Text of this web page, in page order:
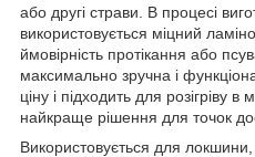
або другі страви. В процесі
використовується міцний
ймовірність протікання або
максимально зручна і
ціну і підходить для розігріву в
найкраще рішення для точок
Використовується для локшини,